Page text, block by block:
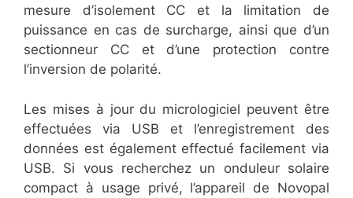
mesure d’isolement CC et la limitation de
puissance en cas de surcharge, ainsi que d’un
sectionneur CC et d’une protection contre
l’inversion de polarité.
Les mises à jour du micrologiciel peuvent être
effectuées via USB et l’enregistrement des
données est également effectué facilement via
USB. Si vous recherchez un onduleur solaire
compact à usage privé, l’appareil de Novopal